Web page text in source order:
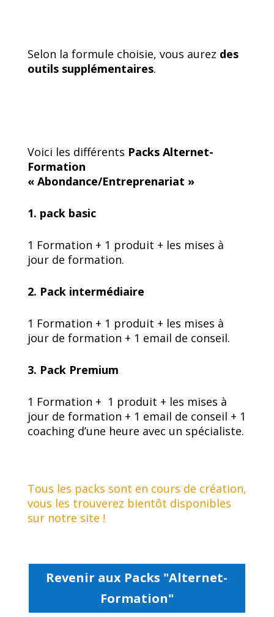
Selon la formule choisie, vous aurez des
outils supplémentaires.
Voici les différents Packs Alternet-
Formation
« Abondance/Entreprenariat »
1. pack basic
1 Formation + 1 produit + les mises à
jour de formation.
2. Pack intermédiaire
1 Formation + 1 produit + les mises à
jour de formation + 1 email de conseil.
3. Pack Premium
1 Formation + 1 produit + les mises à
jour de formation + 1 email de conseil + 1
coaching d’une heure avec un spécialiste.
Tous les packs sont en cours de création,
vous les trouverez bientôt disponibles
sur notre site !
Revenir aux Packs "Alternet-
Formation"